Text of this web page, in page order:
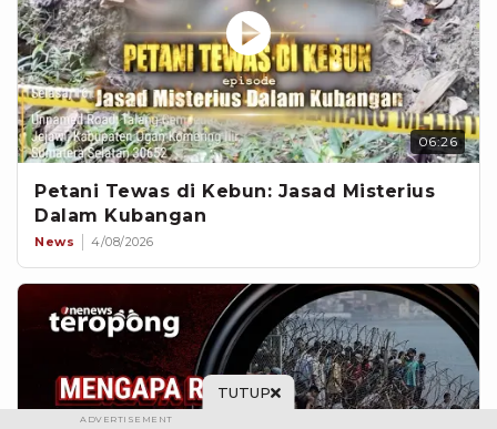
06:26
Petani Tewas di Kebun: Jasad Misterius
Dalam Kubangan
News 4/08/2026
TUTUP
ADVERTISEMENT